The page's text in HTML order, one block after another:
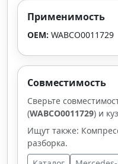
Применимость
OEM: WABCO0011729
Совместимость
Сверьте
(WABCO0011729) и
Ищут также:
разборка.